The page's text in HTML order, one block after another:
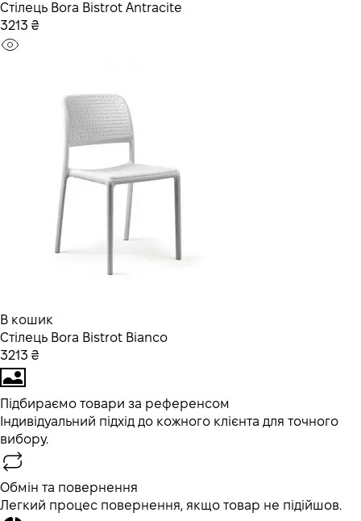
Стілець Bora Bistrot Antracite
3213 ₴
В кошик
Стілець Bora Bistrot Bianco
3213 ₴
Підбираємо товари за референсом
Індивідуальний підхід до кожного клієнта для точного
вибору.
Обмін та повернення
Легкий процес повернення, якщо товар не підійшов.